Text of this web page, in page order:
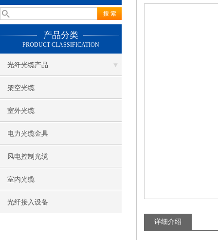
产品分类
PRODUCT CLASSIFICATION
光纤光缆产品
架空光缆
室外光缆
电力光缆金具
风电控制光缆
室内光缆
光纤接入设备
详细介绍